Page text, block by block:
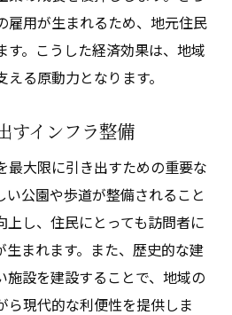
雇用が生まれるため、地元住民
す。こうした経済効果は、地域
る原動力となります。
すインフラ整備
最大限に引き出すための重要な
公園や歩道が整備されること
上し、住民にとっても訪問者に
生まれます。また、歴史的な建
施設を建設することで、地域の
ら現代的な利便性を提供しま